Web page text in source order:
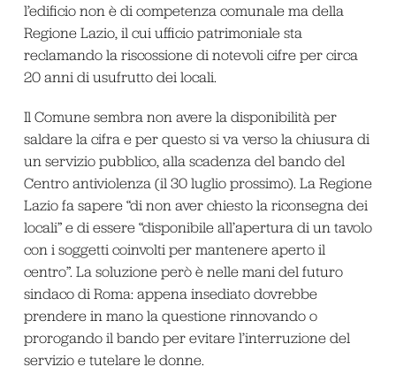
l’edificio non è di competenza comunale ma della
Regione Lazio, il cui ufficio patrimoniale sta
reclamando la riscossione di notevoli cifre per circa
20 anni di usufrutto dei locali.
Il Comune sembra non avere la disponibilità per
saldare la cifra e per questo si va verso la chiusura di
un servizio pubblico, alla scadenza del bando del
Centro antiviolenza (il 30 luglio prossimo). La Regione
Lazio fa sapere “di non aver chiesto la riconsegna dei
locali” e di essere “disponibile all’apertura di un tavolo
con i soggetti coinvolti per mantenere aperto il
centro”. La soluzione però è nelle mani del futuro
sindaco di Roma: appena insediato dovrebbe
prendere in mano la questione rinnovando o
prorogando il bando per evitare l’interruzione del
servizio e tutelare le donne.